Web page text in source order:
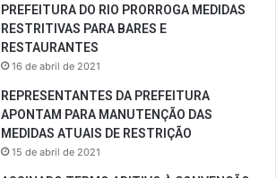
PREFEITURA DO RIO PRORROGA MEDIDAS
RESTRITIVAS PARA BARES E
RESTAURANTES
16 de abril de 2021
REPRESENTANTES DA PREFEITURA
APONTAM PARA MANUTENÇÃO DAS
MEDIDAS ATUAIS DE RESTRIÇÃO
15 de abril de 2021